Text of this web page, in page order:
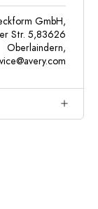
GmbH,
Str. 5,83626
Oberlaindern,